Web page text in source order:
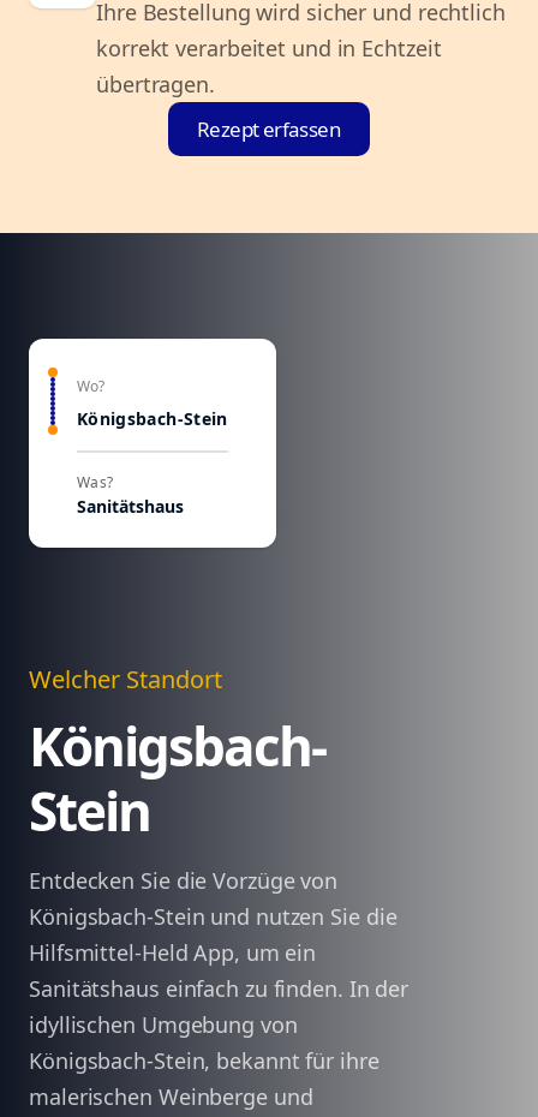
Ihre Bestellung wird sicher und rechtlich
korrekt verarbeitet und in Echtzeit
übertragen.
Rezept erfassen
Wo?
Königsbach-Stein
Was?
Sanitätshaus
Welcher Standort
Königsbach-
Stein
Entdecken Sie die Vorzüge von
Königsbach-Stein und nutzen Sie die
Hilfsmittel-Held App, um ein
Sanitätshaus einfach zu finden. In der
idyllischen Umgebung von
Königsbach-Stein, bekannt für ihre
malerischen Weinberge und